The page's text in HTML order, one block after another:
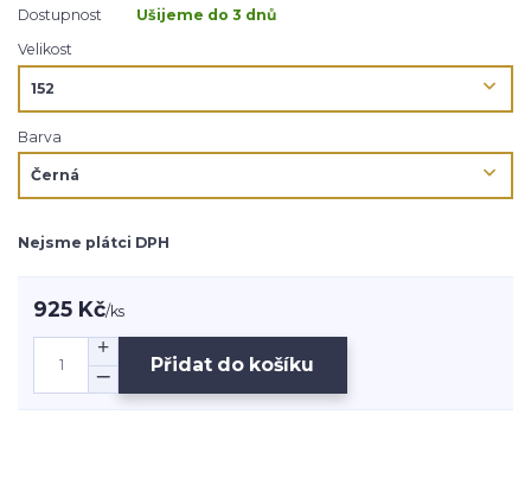
Dostupnost
Ušijeme do 3 dnů
Velikost
Barva
Nejsme plátci DPH
925 Kč/ks
Přidat do košíku